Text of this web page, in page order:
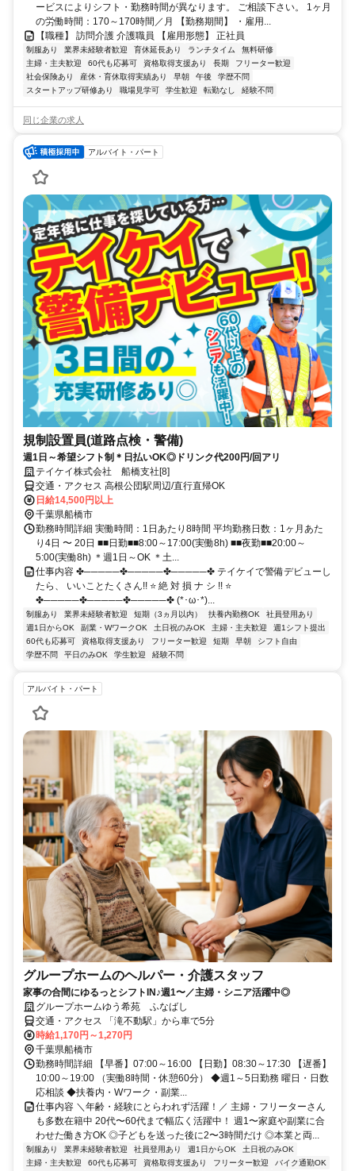
ービスによりシフト・勤務時間が異なります。 ご相談下さい。 1ヶ月
の労働時間：170～170時間／月 【勤務期間】 ・雇用...
【職種】 訪問介護 介護職員 【雇用形態】 正社員
制服あり 業界未経験者歓迎 育休延長あり ランチタイム
無料研修
主婦・主夫歓迎
60代も応募可 資格取得支援あり 長期
フリーター歓迎
社会保険あり
産休・育休取得実績あり 早朝 午後
学歴不問
スタートアップ研修あり
職場見学可 学生歓迎 転勤なし 経験不問
同じ企業の求人
アルバイト・パート
規制設置員(道路点検・警備)
週1日～希望シフト制＊日払いOK◎ドリンク代200円/回アリ
テイケイ株式会社 船橋支社[8]
交通・アクセス 高根公団駅周辺/直行直帰OK
日給14,500円以上
千葉県船橋市
勤務時間詳細 実働時間：1日あたり8時間 平均勤務日数：1ヶ月あた
り4日 〜 20日 ■■日勤■■8:00～17:00(実働8h) ■■夜勤■■20:00～
5:00(実働8h) ＊週1日～OK ＊土...
仕事内容 ✤─────✤─────✤─────✤ テイケイで警備デビューし
たら、 いいことたくさん!! ⭐ 絶 対 損 ナ シ !! ⭐
✤─────✤─────✤─────✤ (*･ω･*)...
制服あり 業界未経験者歓迎 短期（3ヵ月以内） 扶養内勤務OK
社員登用あり
週1日からOK
副業・WワークOK 土日祝のみOK 主婦・主夫歓迎
週1シフト提出
60代も応募可
資格取得支援あり フリーター歓迎 短期 早朝
シフト自由
学歴不問
平日のみOK 学生歓迎 経験不問
アルバイト・パート
グループホームのヘルパー・介護スタッフ
家事の合間にゆるっとシフトIN♪週1〜／主婦・シニア活躍中◎
グループホームゆう希苑 ふなばし
交通・アクセス 「滝不動駅」から車で5分
時給1,170円～1,270円
千葉県船橋市
勤務時間詳細 【早番】07:00～16:00 【日勤】08:30～17:30 【遅番】
10:00～19:00 （実働8時間・休憩60分） ◆週1～5日勤務 曜日・日数
応相談 ◆扶養内・Wワーク・副業...
仕事内容 ＼年齢・経験にとらわれず活躍！／ 主婦・フリーターさん
も多数在籍中 20代〜60代まで幅広く活躍中！ 週1〜家庭や副業に合
わせた働き方OK ◎子どもを送った後に2〜3時間だけ ◎本業と両...
制服あり 業界未経験者歓迎 社員登用あり 週1日からOK
土日祝のみOK
主婦・主夫歓迎
60代も応募可 資格取得支援あり フリーター歓迎
バイク通勤OK